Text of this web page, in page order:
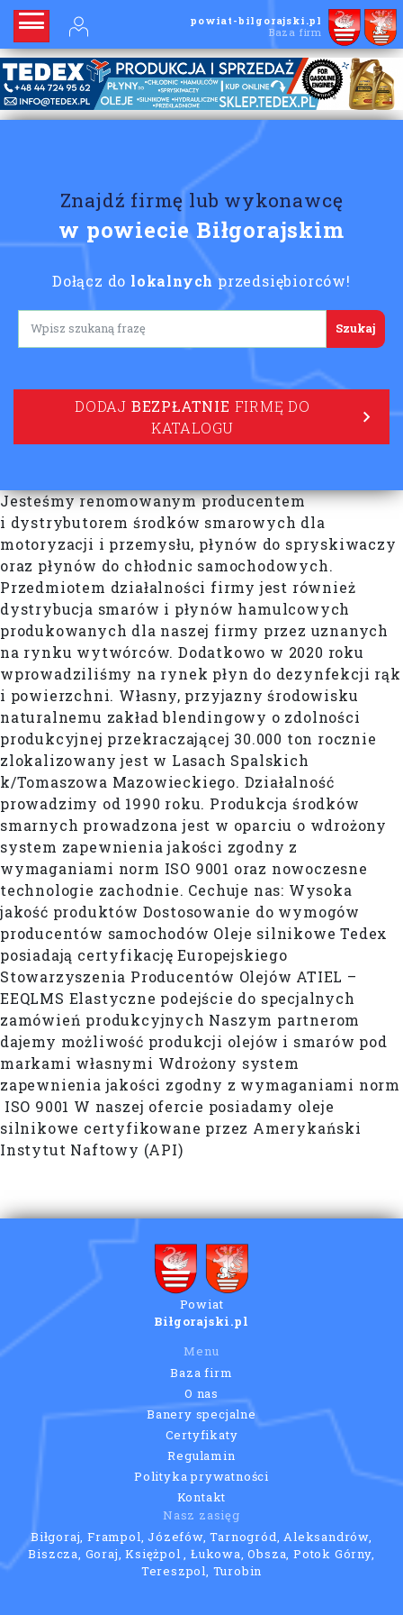
powiat-bilgorajski.pl
Baza firm
Znajdź firmę lub wykonawcę
w powiecie Biłgorajskim
Dołącz do lokalnych przedsiębiorców!
Lorem ipsum
DODAJ BEZPŁATNIE FIRMĘ DO
KATALOGU
Jesteśmy renomowanym producentem
i dystrybutorem środków smarowych dla
motoryzacji i przemysłu, płynów do spryskiwaczy
oraz płynów do chłodnic samochodowych.
Przedmiotem działalności firmy jest również
dystrybucja smarów i płynów hamulcowych
produkowanych dla naszej firmy przez uznanych
na rynku wytwórców. Dodatkowo w 2020 roku
wprowadziliśmy na rynek płyn do dezynfekcji rąk
i powierzchni. Własny, przyjazny środowisku
naturalnemu zakład blendingowy o zdolności
produkcyjnej przekraczającej 30.000 ton rocznie
zlokalizowany jest w Lasach Spalskich
k/Tomaszowa Mazowieckiego. Działalność
prowadzimy od 1990 roku. Produkcja środków
smarnych prowadzona jest w oparciu o wdrożony
system zapewnienia jakości zgodny z
wymaganiami norm ISO 9001 oraz nowoczesne
technologie zachodnie. Cechuje nas: Wysoka
jakość produktów Dostosowanie do wymogów
producentów samochodów Oleje silnikowe Tedex
posiadają certyfikację Europejskiego
Stowarzyszenia Producentów Olejów ATIEL –
EEQLMS Elastyczne podejście do specjalnych
zamówień produkcyjnych Naszym partnerom
dajemy możliwość produkcji olejów i smarów pod
markami własnymi Wdrożony system
zapewnienia jakości zgodny z wymaganiami norm
ISO 9001 W naszej ofercie posiadamy oleje
silnikowe certyfikowane przez Amerykański
Instytut Naftowy (API)
Powiat
Biłgorajski.pl
Menu
Baza firm
O nas
Banery specjalne
Certyfikaty
Regulamin
Polityka prywatności
Kontakt
Nasz zasięg
Biłgoraj, Frampol, Józefów, Tarnogród, Aleksandrów,
Biszcza, Goraj, Księżpol , Łukowa, Obsza, Potok Górny,
Tereszpol, Turobin